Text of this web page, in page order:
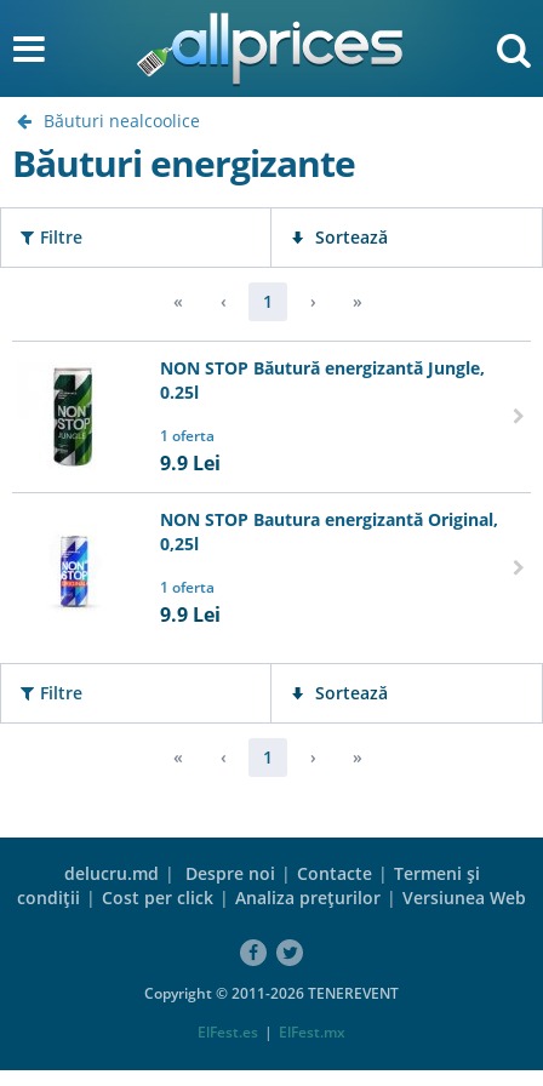
Băuturi nealcoolice
Băuturi energizante
Filtre Sortează
« ‹ 1 › »
NON STOP Băutură energizantă Jungle,
0.25l
1 oferta
9.9 Lei
NON STOP Bautura energizantă Original,
0,25l
1 oferta
9.9 Lei
Filtre Sortează
« ‹ 1 › »
delucru.md | Despre noi | Contacte | Termeni şi
condiţii | Cost per click | Analiza preţurilor | Versiunea Web
Copyright © 2011-2026 TENEREVENT
ElFest.es | ElFest.mx